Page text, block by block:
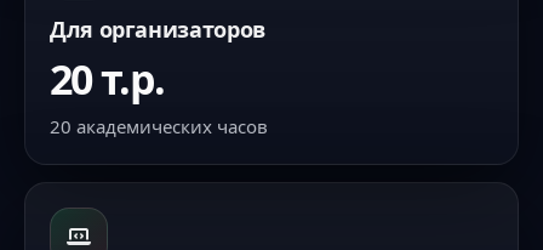
Для организаторов
20 т.р.
20 академических часов